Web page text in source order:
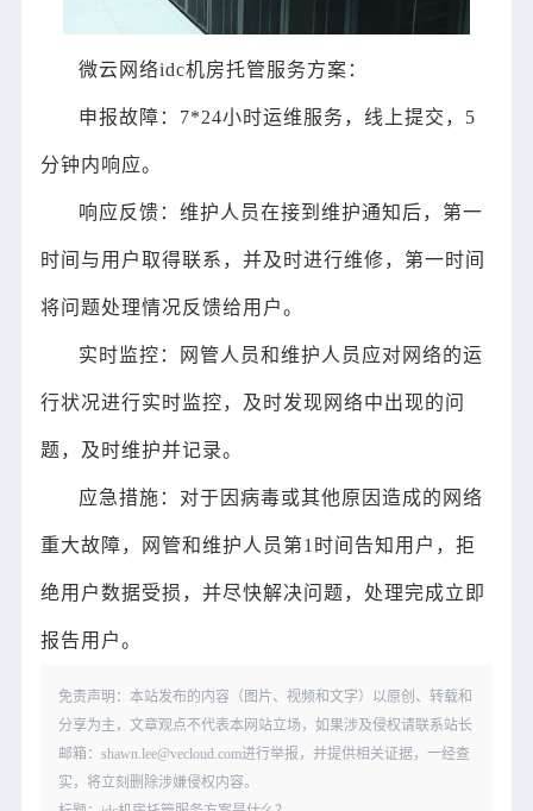
微云网络idc机房托管服务方案：
申报故障：7*24小时运维服务，线上提交，5
分钟内响应。
响应反馈：维护人员在接到维护通知后，第一
时间与用户取得联系，并及时进行维修，第一时间
将问题处理情况反馈给用户。
实时监控：网管人员和维护人员应对网络的运
行状况进行实时监控，及时发现网络中出现的问
题，及时维护并记录。
应急措施：对于因病毒或其他原因造成的网络
重大故障，网管和维护人员第1时间告知用户，拒
绝用户数据受损，并尽快解决问题，处理完成立即
报告用户。
免责声明：本站发布的内容（图片、视频和文字）以原创、转载和
分享为主，文章观点不代表本网站立场，如果涉及侵权请联系站长
邮箱：shawn.lee@vecloud.com进行举报，并提供相关证据，一经查
实，将立刻删除涉嫌侵权内容。